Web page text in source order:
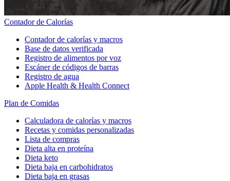
Contador de Calorías
Contador de calorías y macros
Base de datos verificada
Registro de alimentos por voz
Escáner de códigos de barras
Registro de agua
Apple Health & Health Connect
Plan de Comidas
Calculadora de calorías y macros
Recetas y comidas personalizadas
Lista de compras
Dieta alta en proteína
Dieta keto
Dieta baja en carbohidratos
Dieta baja en grasas